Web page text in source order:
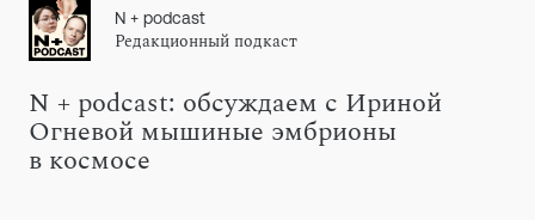
N + podcast
Редакционный подкаст
N + podcast: обсуждаем с Ириной
Огневой мышиные эмбрионы
в космосе